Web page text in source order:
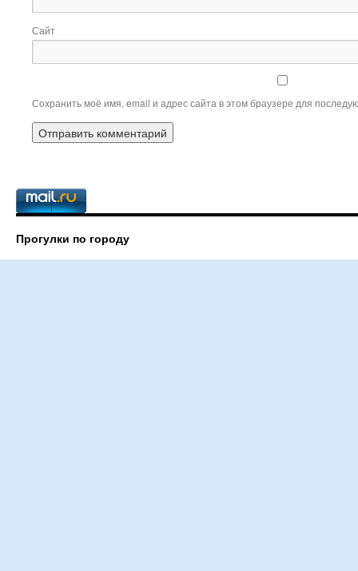
Сайт
Сохранить моё имя, email и адрес сайта в этом браузере для
Прогулки по городу